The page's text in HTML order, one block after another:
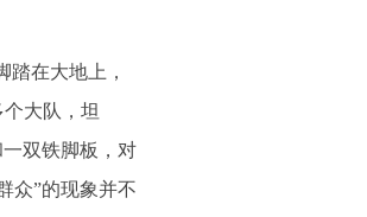
在大地上，
大队，坦
双铁脚板，对
众”的现象并不